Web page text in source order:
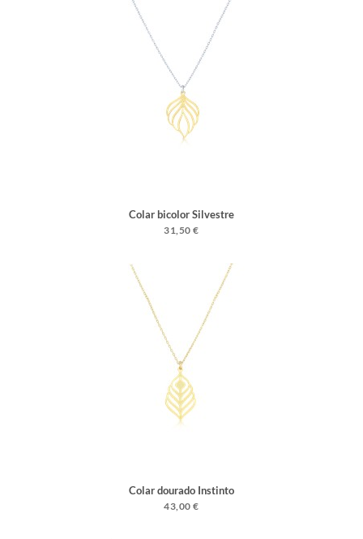
Colar bicolor Silvestre
31,50 €
Colar dourado Instinto
43,00 €